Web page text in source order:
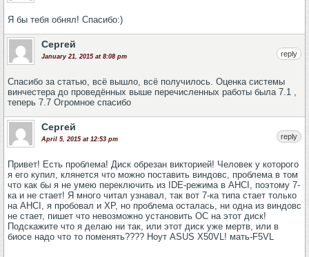
Я бы тебя обнял! Спасибо:)
Сергей
January 21, 2015 at 8:08 pm
Спасибо за статью, всё вышло, всё получилось. Оценка системы
винчестера до проведённых выше перечисленных работы была 7.1 ,
теперь 7.7 Огромное спасибо
reply
Сергей
April 5, 2015 at 12:53 pm
Привет! Есть проблема! Диск обрезан викторией! Человек у которого
я его купил, клянется что можно поставить виндовс, проблема в том
что как бы я не умею переключить из IDE-режима в AHCI, поэтому 7-
ка и не стает! Я много читал узнавал, так вот 7-ка типа стает только
на AHCI, я пробовал и ХР, но проблема осталась, ни одна из виндовс
не стает, пишет что невозможно установить ОС на этот диск!
Подскажите что я делаю ни так, или этот диск уже мертв, или в
биосе надо что то поменять???? Ноут ASUS X50VL! мать-F5VL
reply